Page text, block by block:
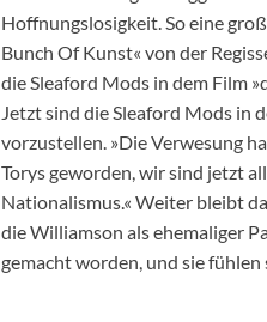
Hoffnungslosigkeit. So eine
Bunch Of Kunst« von der
die Sleaford Mods in dem Film
Jetzt sind die Sleaford Mods in
vorzustellen. »Die Verwesung
Torys geworden, wir sind jetzt
Nationalismus.« Weiter bleibt
die Williamson als ehemaliger
gemacht worden, und sie fühlen